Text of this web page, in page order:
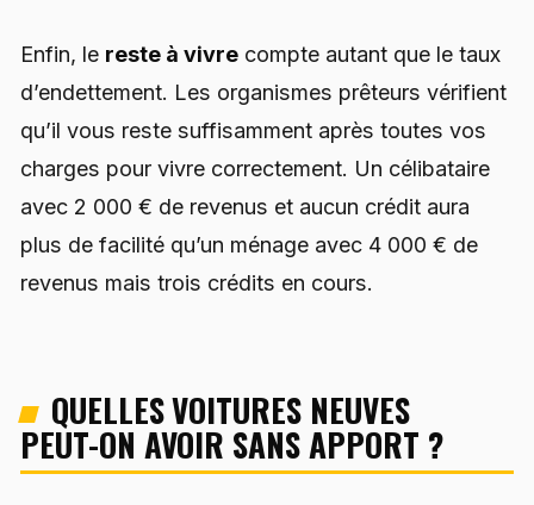
Enfin, le reste à vivre compte autant que le taux
d’endettement. Les organismes prêteurs vérifient
qu’il vous reste suffisamment après toutes vos
charges pour vivre correctement. Un célibataire
avec 2 000 € de revenus et aucun crédit aura
plus de facilité qu’un ménage avec 4 000 € de
revenus mais trois crédits en cours.
QUELLES VOITURES NEUVES
PEUT-ON AVOIR SANS APPORT ?